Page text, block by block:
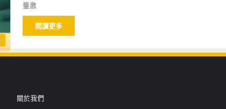
量激
閱讀更多
關於我們